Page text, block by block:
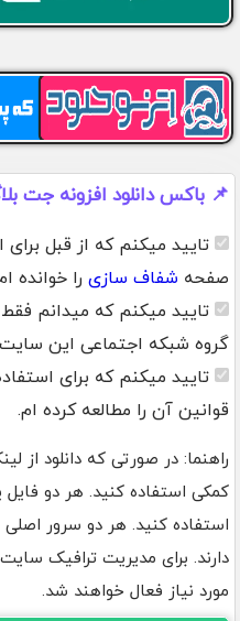
📌 باکس دانلود افزونه جت
تایید میکنم که از قبل
صفحه شفاف سازی را خوانده
تایید میکنم که میدانم فقط
گروه شبکه اجتماعی این
تایید میکنم که برای
قوانین آن را مطالعه کرده ام.
راهنما: در صورتی که دانلود از
کمکی استفاده کنید. هر دو
استفاده کنید. هر دو سرور
دارند. برای مدیریت ترافیک
مورد نیاز فعال خواهند شد.